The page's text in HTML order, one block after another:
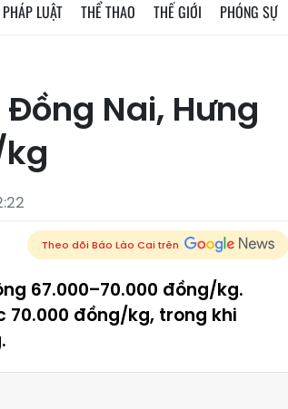
PHÁP LUẬT THỂ THAO THẾ GIỚI PHÓNG SỰ
Nai, Hưng
Theo dõi Báo Lào Cai trên
67.000–70.000 đồng/kg.
70.000 đồng/kg, trong khi